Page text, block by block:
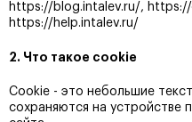
https://blog.intalev.ru/,
https://help.intalev.ru/
2. Что такое cookie
Cookie - это небольшие
сохраняются на устройстве